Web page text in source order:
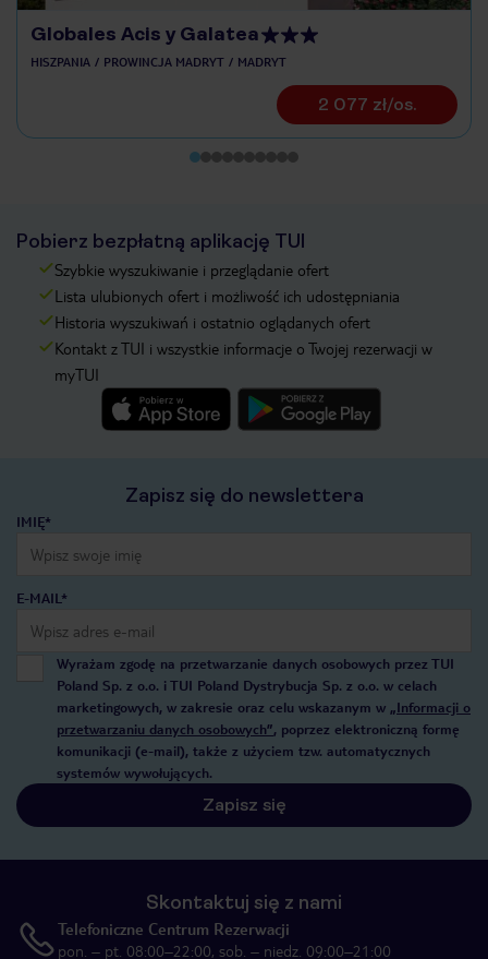
Globales Acis y Galatea
HISZPANIA PROWINCJA MADRYT MADRYT
2 077 zł/os.
Pobierz bezpłatną aplikację TUI
Szybkie wyszukiwanie i przeglądanie ofert
Lista ulubionych ofert i możliwość ich udostępniania
Historia wyszukiwań i ostatnio oglądanych ofert
Kontakt z TUI i wszystkie informacje o Twojej rezerwacji w
myTUI
Zapisz się do newslettera
IMIĘ*
E-MAIL*
Wyrażam zgodę na przetwarzanie danych osobowych przez TUI
Poland Sp. z o.o. i TUI Poland Dystrybucja Sp. z o.o. w celach
marketingowych, w zakresie oraz celu wskazanym w „Informacji o
przetwarzaniu danych osobowych”, poprzez elektroniczną formę
komunikacji (e-mail), także z użyciem tzw. automatycznych
systemów wywołujących.
Zapisz się
Skontaktuj się z nami
Telefoniczne Centrum Rezerwacji
pon. – pt. 08:00–22:00, sob. – niedz. 09:00–21:00